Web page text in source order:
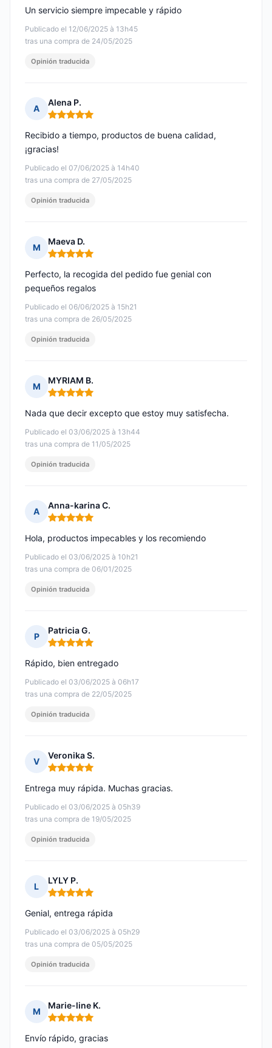
Publicado el 12/06/2025 à 13h45
tras una compra de 24/05/2025
Un servicio siempre impecable y rápido
Opinión traducida
A
Alena P.
Nota: 5 de 5
Publicado el 07/06/2025 à 14h40
tras una compra de 27/05/2025
Recibido a tiempo, productos de buena calidad,
¡gracias!
Opinión traducida
M
Maeva D.
Nota: 5 de 5
Publicado el 06/06/2025 à 15h21
tras una compra de 26/05/2025
Perfecto, la recogida del pedido fue genial con
pequeños regalos
Opinión traducida
M
MYRIAM B.
Nota: 5 de 5
Publicado el 03/06/2025 à 13h44
tras una compra de 11/05/2025
Nada que decir excepto que estoy muy satisfecha.
Opinión traducida
A
Anna-karina C.
Nota: 5 de 5
Publicado el 03/06/2025 à 10h21
tras una compra de 06/01/2025
Hola, productos impecables y los recomiendo
Opinión traducida
P
Patricia G.
Nota: 5 de 5
Publicado el 03/06/2025 à 06h17
tras una compra de 22/05/2025
Rápido, bien entregado
Opinión traducida
V
Veronika S.
Nota: 5 de 5
Publicado el 03/06/2025 à 05h39
tras una compra de 19/05/2025
Entrega muy rápida. Muchas gracias.
Opinión traducida
L
LYLY P.
Nota: 5 de 5
Publicado el 03/06/2025 à 05h29
tras una compra de 05/05/2025
Genial, entrega rápida
Opinión traducida
M
Marie-line K.
Nota: 5 de 5
Envío rápido, gracias